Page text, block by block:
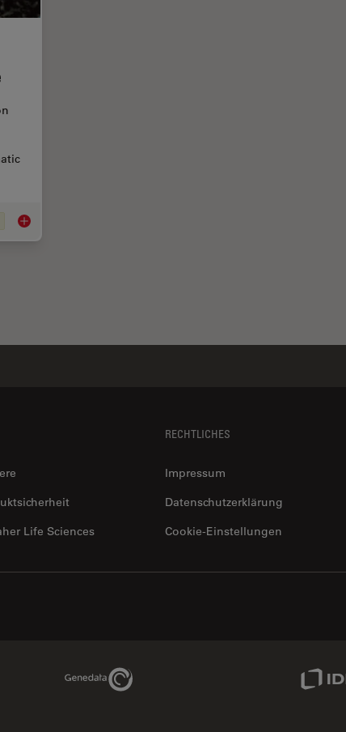
Forensic Detection of Sperm from Sexual Assault Evidence
Life Sciences
RECHTLICHES
Impressum
Datenschutzerklärung
Cookie-Einstellungen
Genedata Link